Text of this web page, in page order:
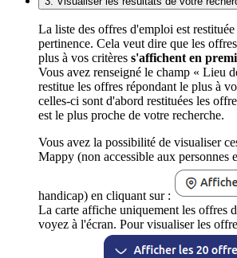
La liste des offres d'emploi est
pertinence. Cela veut dire que les
plus à vos critères s'affichent en
Vous avez renseigné le champ « Lieu
restitue les offres répondant le plus à
celles-ci sont d'abord restituées les
est le plus proche de votre recherche.
Vous avez la possibilité de visualiser
Mappy (non accessible aux personnes
handicap) en cliquant sur :
La carte affiche uniquement les offres
voyez à l'écran. Pour visualiser les